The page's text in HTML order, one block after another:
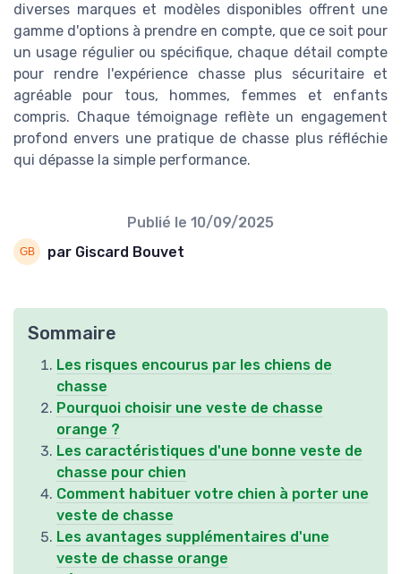
diverses marques et modèles disponibles offrent une
gamme d'options à prendre en compte, que ce soit pour
un usage régulier ou spécifique, chaque détail compte
pour rendre l'expérience chasse plus sécuritaire et
agréable pour tous, hommes, femmes et enfants
compris. Chaque témoignage reflète un engagement
profond envers une pratique de chasse plus réfléchie
qui dépasse la simple performance.
Publié le 10/09/2025
par Giscard Bouvet
Sommaire
Les risques encourus par les chiens de
chasse
Pourquoi choisir une veste de chasse
orange ?
Les caractéristiques d'une bonne veste de
chasse pour chien
Comment habituer votre chien à porter une
veste de chasse
Les avantages supplémentaires d'une
veste de chasse orange